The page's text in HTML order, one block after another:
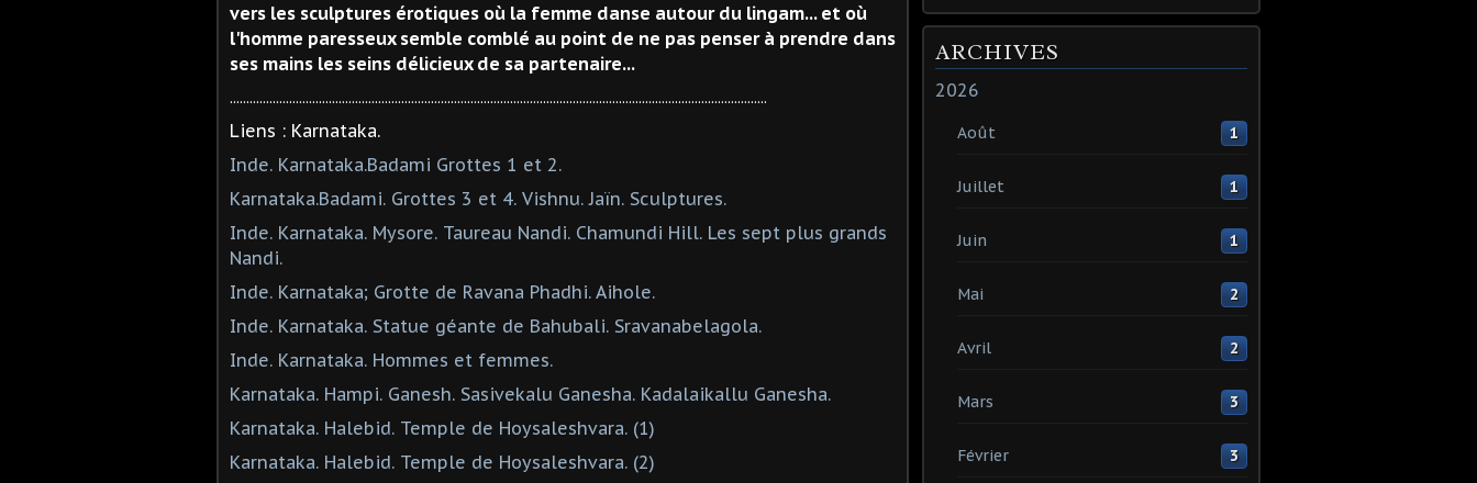
vers les sculptures érotiques où la femme danse autour du lingam... et où
l'homme paresseux semble comblé au point de ne pas penser à prendre dans
ses mains les seins délicieux de sa partenaire...
...................................................................................................................................................................
Liens : Karnataka.
Inde. Karnataka.Badami Grottes 1 et 2.
Karnataka.Badami. Grottes 3 et 4. Vishnu. Jaïn. Sculptures.
Inde. Karnataka. Mysore. Taureau Nandi. Chamundi Hill. Les sept plus grands
Nandi.
Inde. Karnataka; Grotte de Ravana Phadhi. Aihole.
Inde. Karnataka. Statue géante de Bahubali. Sravanabelagola.
Inde. Karnataka. Hommes et femmes.
Karnataka. Hampi. Ganesh. Sasivekalu Ganesha. Kadalaikallu Ganesha.
Karnataka. Halebid. Temple de Hoysaleshvara. (1)
Karnataka. Halebid. Temple de Hoysaleshvara. (2)
ARCHIVES
2026
Août 1
Juillet 1
Juin 1
Mai 2
Avril 2
Mars 3
Février 3